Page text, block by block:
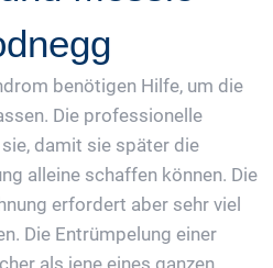
benötigen Hilfe, um die
Die professionelle
damit sie später die
alleine schaffen können. Die
erfordert aber sehr viel
Die Entrümpelung einer